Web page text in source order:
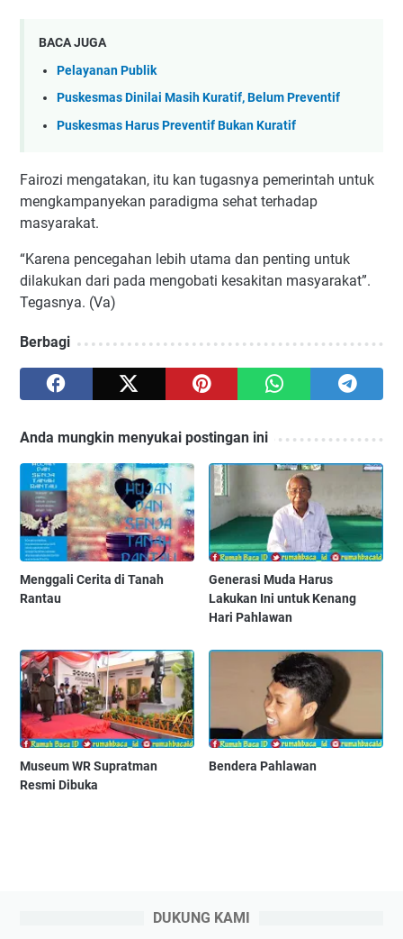
BACA JUGA
Pelayanan Publik
Puskesmas Dinilai Masih Kuratif, Belum Preventif
Puskesmas Harus Preventif Bukan Kuratif
Fairozi mengatakan, itu kan tugasnya pemerintah untuk
mengkampanyekan paradigma sehat terhadap
masyarakat.
“Karena pencegahan lebih utama dan penting untuk
dilakukan dari pada mengobati kesakitan masyarakat”.
Tegasnya. (Va)
Berbagi
Anda mungkin menyukai postingan ini
Menggali Cerita di Tanah
Rantau
Generasi Muda Harus
Lakukan Ini untuk Kenang
Hari Pahlawan
Museum WR Supratman
Resmi Dibuka
Bendera Pahlawan
DUKUNG KAMI